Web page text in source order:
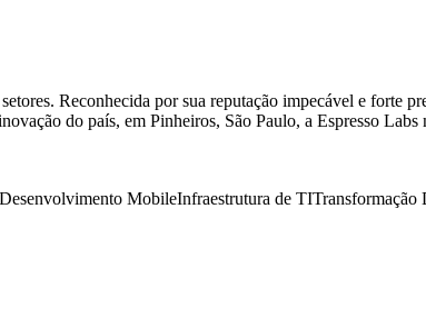
Reconhecida por sua reputação impecável e forte
do país, em Pinheiros, São Paulo, a Espresso
Desenvolvimento MobileInfraestrutura de TITransformação